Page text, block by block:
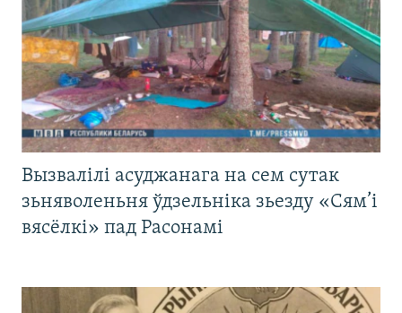
Вызвалілі асуджанага на сем сутак
зьняволеньня ўдзельніка зьезду «Сям’і
вясёлкі» пад Расонамі